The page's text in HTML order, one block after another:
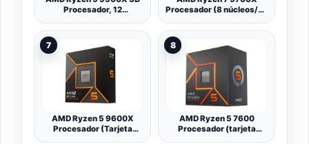
Procesador, 12
Desbloqueados,
Arquitectura Zen 5, 140
Cache L2/L3, TDP 120W,
hasta 5,5 GHz Frecuencia
Boost, Socket AM5,
DDR5 & PCIe 5.0, Sin
disipador
Procesador (8 núcleos/16
Socket AM5, 40MB
Caché, Reloj de Aumento
máx. hasta 5.5 GHz, sin
Ventilador
7
AMD Ryzen 5 9600X
Procesador (Tarjeta
8
AMD Ryzen 5 7600
Procesador (tarjeta